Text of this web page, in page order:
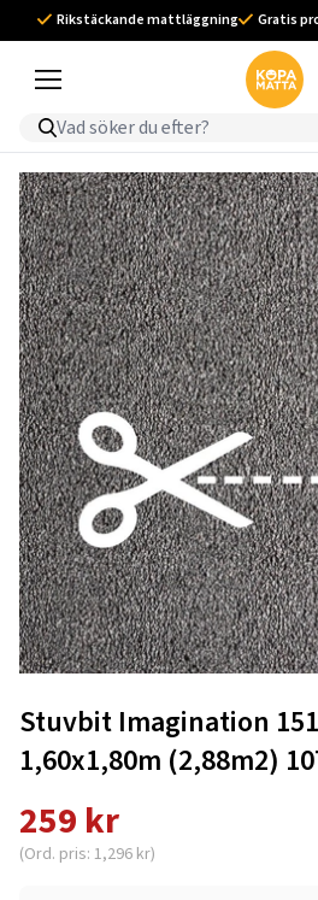
Rikstäckande mattläggning Gratis
Stuvbit Imagination
1,60x1,80m (2,88m2)
259 kr
(Ord. pris: 1,296 kr)